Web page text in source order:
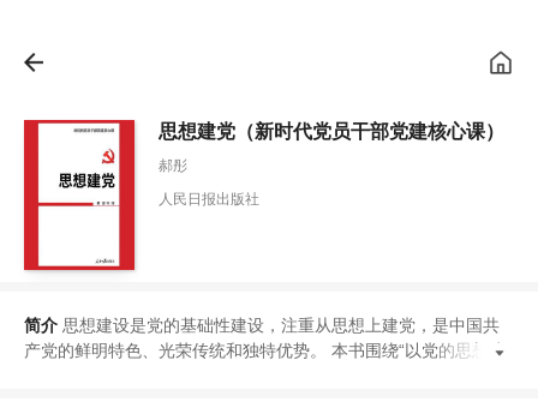
思想建党（新时代党员干部党建核心课）
郝彤
人民日报出版社
思想建设是党的基础性建设 ， 注重从思想上建党 ， 是中国共
产党的鲜明特色
光荣传统和独特优势。 本书围绕“以党的思想建
简介